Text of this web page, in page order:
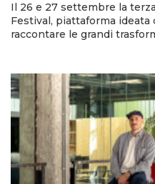
Il 26 e 27 settembre la
Festival, piattaforma ideata
raccontare le grandi